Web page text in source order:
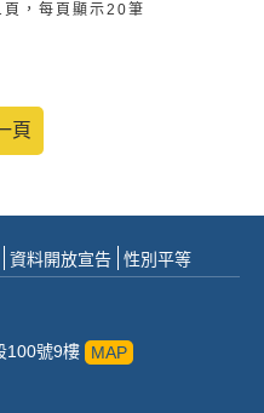
頁，每頁顯示20筆
頁
資料開放宣告 性別平等
100號9樓 MAP